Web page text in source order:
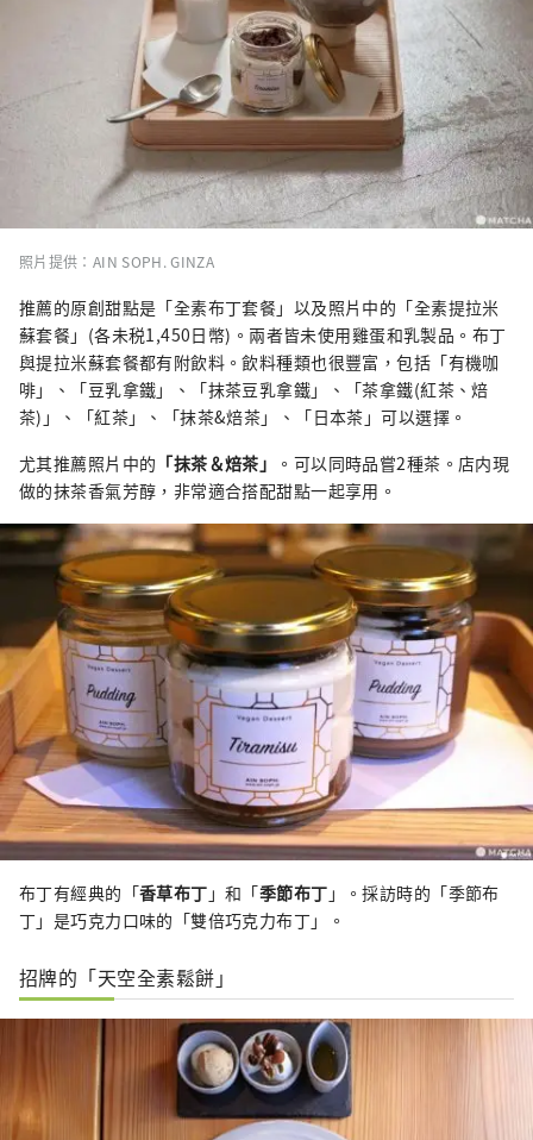
照片提供：AIN SOPH. GINZA
推薦的原創甜點是「全素布丁套餐」以及照片中的「全素提拉米
蘇套餐」(各未税1,450日幣)。兩者皆未使用雞蛋和乳製品。布丁
與提拉米蘇套餐都有附飲料。飲料種類也很豐富，包括「有機咖
啡」、「豆乳拿鐵」、「抹茶豆乳拿鐵」、「茶拿鐵(紅茶、焙
茶)」、「紅茶」、「抹茶&焙茶」、「日本茶」可以選擇。
尤其推薦照片中的 「抹茶＆焙茶」
。可以同時品嘗2種茶。店内現
做的抹茶香氣芳醇，非常適合搭配甜點一起享用。
布丁有經典的「香草布丁 」和「季節布丁 」。採訪時的「季節布
丁」是巧克力口味的「雙倍巧克力布丁」。
招牌的「天空全素鬆餅」